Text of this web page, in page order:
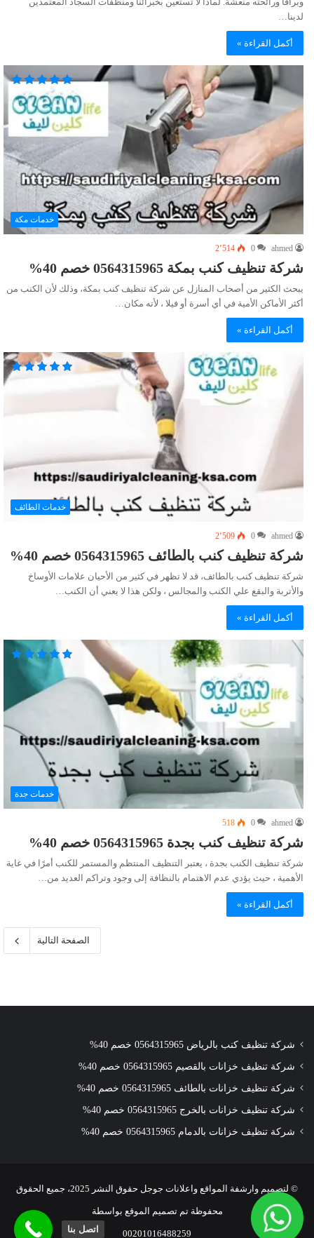
لدينا…
أكمل القراءة »
خدمات مكة
ahmed
0 2٬514
شركة تنظيف كنب بمكة 0564315965 خصم 40%
يبحث الكثير من أصحاب المنازل عن شركة تنظيف كنب بمكة، وذلك لأن الكنب من
أكثر الأماكن الأمية في أي أسرة أو فيلا ، لأنه مكان…
أكمل القراءة »
خدمات الطائف
ahmed
0 2٬509
شركة تنظيف كنب بالطائف 0564315965 خصم 40%
شركة تنظيف كنب بالطائف، قد لا تظهر في كثير من الأحيان علامات الأوساخ
والأتربة والبقع علي الكنب والمجالس ، ولكن هذا لا يعني أن الكنب…
أكمل القراءة »
خدمات جدة
ahmed
0
518
شركة تنظيف كنب بجدة 0564315965 خصم 40%
شركة تنظيف الكنب بجدة ، يعتبر التنظيف المنتظم والمستمر للكنب أمرًا في غاية
الأهمية ، حيث يؤدي عدم الاهتمام بالنظافة إلى وجود وتراكم العديد من…
أكمل القراءة »
الصفحة التالية
شركة تنظيف كنب بالرياض 0564315965 خصم 40%
شركة تنظيف خزانات بالقصيم 0564315965 خصم 40%
شركة تنظيف خزانات بالطائف 0564315965 خصم 40%
شركة تنظيف خزانات بالخرج 0564315965 خصم 40%
شركة تنظيف خزانات بالدمام 0564315965 خصم 40%
© لتصميم وارشفة المواقع واعلانات جوجل حقوق النشر 2025، جميع الحقوق
محفوظة تم تصميم الموقع بواسطة
00201016488259 اتصل بنا